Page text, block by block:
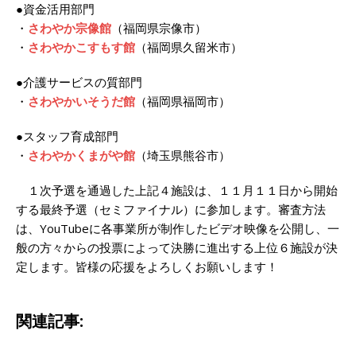
●資金活用部門
・ さわやか宗像館 （福岡県宗像市）
・ さわやかこすもす館 （福岡県久留米市）
●介護サービスの質部門
・ さわやかいそうだ館 （福岡県福岡市）
●スタッフ育成部門
・ さわやかくまがや館 （埼玉県熊谷市）
１次予選を通過した上記４施設は、１１月１１日から開始
する最終予選（セミファイナル）に参加します。審査方法
は、YouTubeに各事業所が制作したビデオ映像を公開し、一
般の方々からの投票によって決勝に進出する上位６施設が決
定します。皆様の応援をよろしくお願いします！
関連記事: